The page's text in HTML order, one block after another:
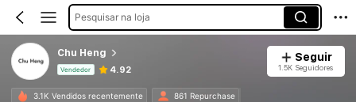
Pesquisar na loja
Chu Heng
Vendedor 4.92
Seguir
1.5K Seguidores
3.1K Vendidos recentemente 861 Repurchase
Informações do Produto: Divulgação de Preço, Vendas e Detalhes de Stock.